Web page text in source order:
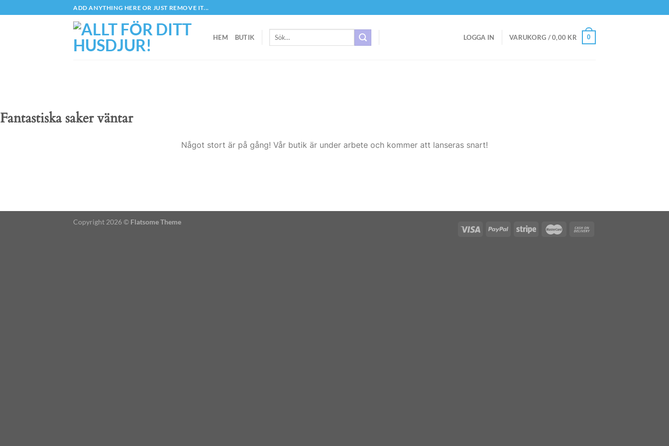
to
ADD ANYTHING HERE OR JUST REMOVE IT...
HEM BUTIK
Sök
LOGGA IN VARUKORG /0,00 KR 0
Fantastiska saker väntar
Något stort är på gång! Vår butik är under arbete och kommer att lanseras snart!
Copyright 2026 © Flatsome Theme